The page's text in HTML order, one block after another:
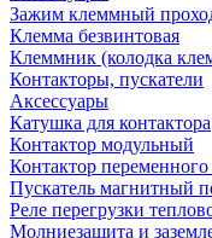
Зажим клеммный
Клемма безвинтовая
Клеммник (колодка
Контакторы, пускатели
Аксессуары
Катушка для контактора
Контактор модульный
Контактор переменного
Пускатель магнитный
Реле перегрузки
Молниезащита и